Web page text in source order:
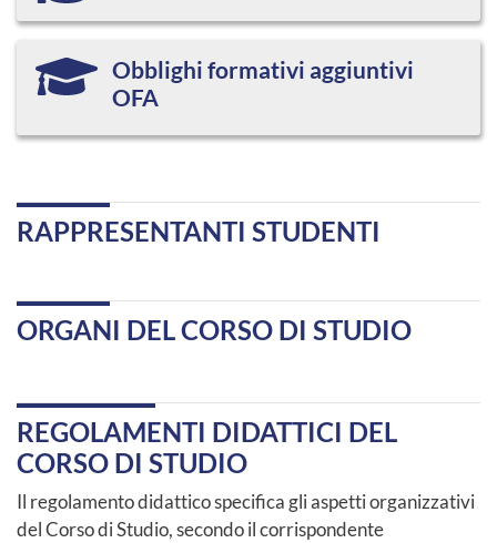
Obblighi formativi aggiuntivi
OFA
RAPPRESENTANTI STUDENTI
ORGANI DEL CORSO DI STUDIO
REGOLAMENTI DIDATTICI DEL
CORSO DI STUDIO
Il regolamento didattico specifica gli aspetti organizzativi
del Corso di Studio, secondo il corrispondente